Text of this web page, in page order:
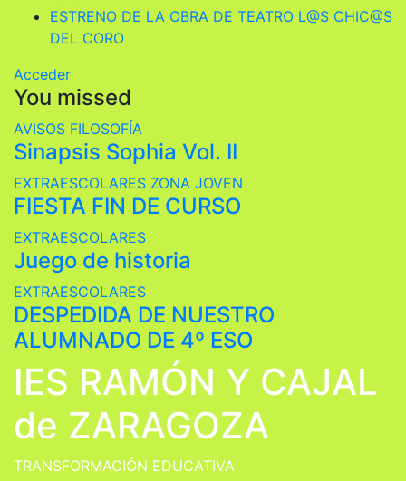
ESTRENO DE LA OBRA DE TEATRO L@S CHIC@S
DEL CORO
Acceder
You missed
AVISOS FILOSOFÍA
Sinapsis Sophia Vol. II
EXTRAESCOLARES ZONA JOVEN
FIESTA FIN DE CURSO
EXTRAESCOLARES
Juego de historia
EXTRAESCOLARES
DESPEDIDA DE NUESTRO
ALUMNADO DE 4º ESO
IES RAMÓN Y CAJAL
de ZARAGOZA
TRANSFORMACIÓN EDUCATIVA